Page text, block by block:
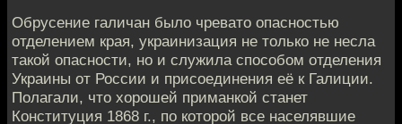
Обрусение галичан было чревато опасностью
отделением края, украинизация не только не несла
такой опасности, но и служила способом отделения
Украины от России и присоединения её к Галиции.
Полагали, что хорошей приманкой станет
Конституция 1868 г., по которой все населявшие